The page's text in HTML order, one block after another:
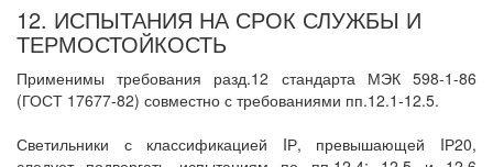
12. ИСПЫТАНИЯ НА СРОК СЛУЖБЫ И
ТЕРМОСТОЙКОСТЬ
Применимы требования разд.12 стандарта МЭК 598-1-86
(ГОСТ 17677-82) совместно с требованиями пп.12.1-12.5.
Светильники с классификацией IР, превышающей IР20,